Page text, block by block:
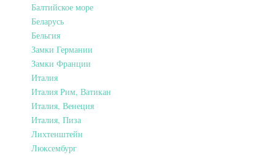
Балтийское море
Беларусь
Бельгия
Замки Германии
Замки Франции
Италия
Италия Рим, Ватикан
Италия, Венеция
Италия, Пиза
Лихтенштейн
Люксембург